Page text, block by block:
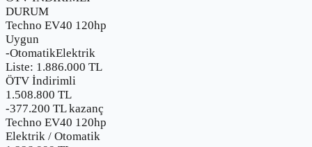
DURUM
Techno EV40 120hp
Uygun
-OtomatikElektrik
Liste: 1.886.000 TL
ÖTV İndirimli
1.508.800 TL
-377.200 TL kazanç
Techno EV40 120hp
Elektrik / Otomatik